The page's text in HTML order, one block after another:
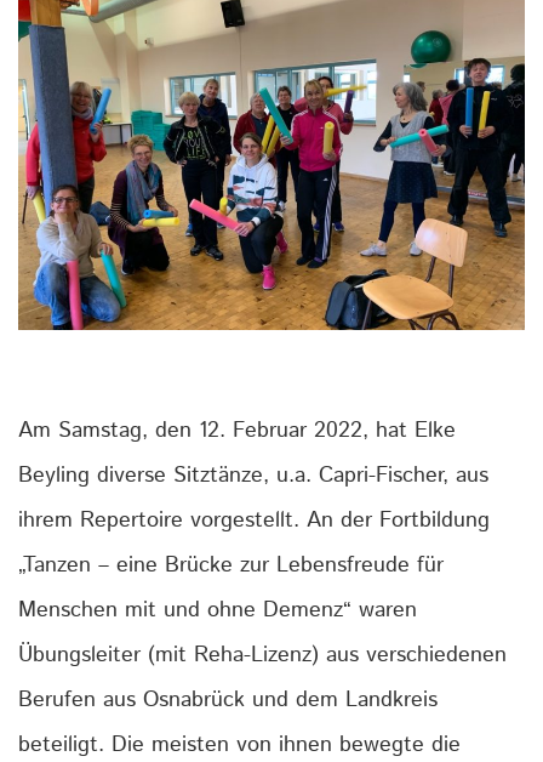
Am Samstag, den 12. Februar 2022, hat Elke
Beyling diverse Sitztänze, u.a. Capri-Fischer, aus
ihrem Repertoire vorgestellt. An der Fortbildung
„Tanzen – eine Brücke zur Lebensfreude für
Menschen mit und ohne Demenz“ waren
Übungsleiter (mit Reha-Lizenz) aus verschiedenen
Berufen aus Osnabrück und dem Landkreis
beteiligt. Die meisten von ihnen bewegte die